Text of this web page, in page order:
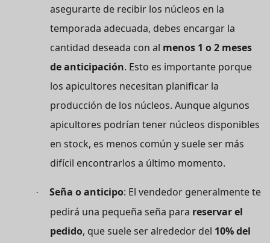
asegurarte de recibir los núcleos en la
temporada adecuada, debes encargar la
cantidad deseada con al menos 1 o 2 meses
de anticipación. Esto es importante porque
los apicultores necesitan planificar la
producción de los núcleos. Aunque algunos
apicultores podrían tener núcleos disponibles
en stock, es menos común y suele ser más
difícil encontrarlos a último momento.
· Seña o anticipo: El vendedor generalmente te
pedirá una pequeña seña para reservar el
pedido, que suele ser alrededor del 10% del